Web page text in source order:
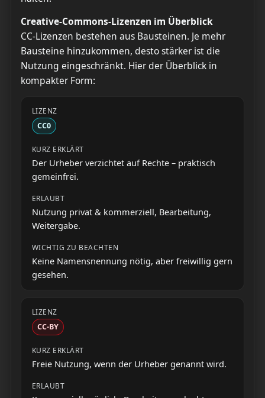
Creative-Commons-Lizenzen im Überblick
CC-Lizenzen bestehen aus Bausteinen. Je mehr
Bausteine hinzukommen, desto stärker ist die
Nutzung eingeschränkt. Hier der Überblick in
kompakter Form:
CC0
Der Urheber verzichtet auf Rechte – praktisch
gemeinfrei.
Nutzung privat & kommerziell, Bearbeitung,
Weitergabe.
Keine Namensnennung nötig, aber freiwillig gern
gesehen.
CC-BY
Freie Nutzung, wenn der Urheber genannt wird.